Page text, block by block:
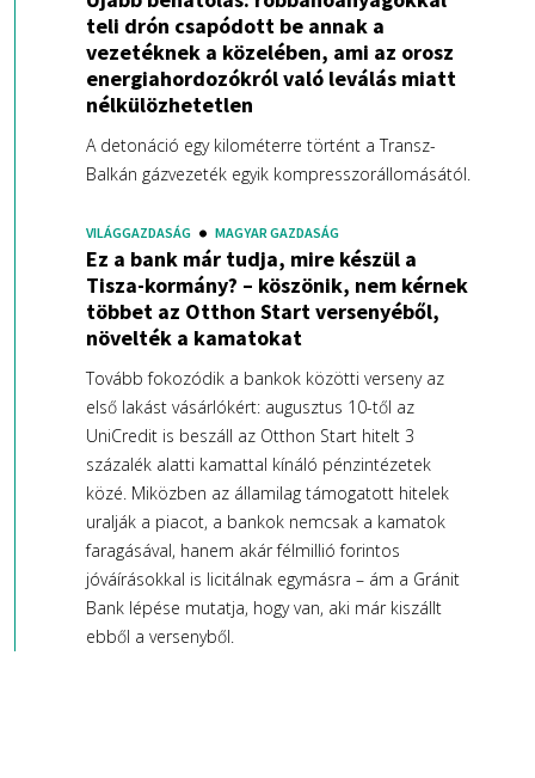
teli drón csapódott be annak a
vezetéknek a közelében, ami az orosz
energiahordozókról való leválás miatt
nélkülözhetetlen
A detonáció egy kilométerre történt a Transz-
Balkán gázvezeték egyik kompresszorállomásától.
VILÁGGAZDASÁG MAGYAR GAZDASÁG
Ez a bank már tudja, mire készül a
Tisza-kormány? – köszönik, nem kérnek
többet az Otthon Start versenyéből,
növelték a kamatokat
Tovább fokozódik a bankok közötti verseny az
első lakást vásárlókért: augusztus 10-től az
UniCredit is beszáll az Otthon Start hitelt 3
százalék alatti kamattal kínáló pénzintézetek
közé. Miközben az államilag támogatott hitelek
uralják a piacot, a bankok nemcsak a kamatok
faragásával, hanem akár félmillió forintos
jóváírásokkal is licitálnak egymásra – ám a Gránit
Bank lépése mutatja, hogy van, aki már kiszállt
ebből a versenyből.